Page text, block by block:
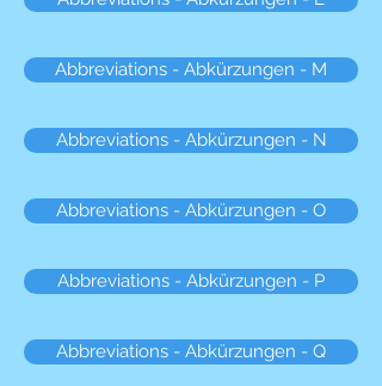
Abbreviations - Abkürzungen - M
Abbreviations - Abkürzungen - N
Abbreviations - Abkürzungen - O
Abbreviations - Abkürzungen - P
Abbreviations - Abkürzungen - Q